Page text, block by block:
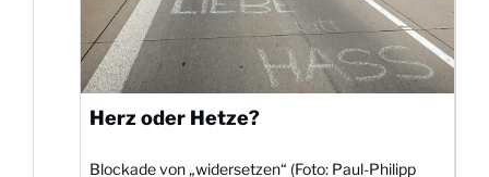
Herz oder Hetze?
Blockade von „widersetzen“ (Foto: Paul-Philipp